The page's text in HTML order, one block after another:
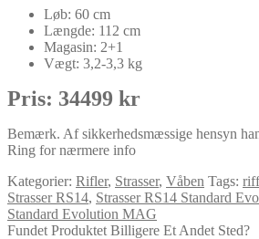
Løb: 60 cm
Længde: 112 cm
Magasin: 2+1
Vægt: 3,2-3,3 kg
Pris: 34499 kr
Bemærk. Af sikkerhedsmæssige hensyn
Ring for nærmere info
Kategorier: Rifler, Strasser, Våben Tags:
Strasser RS14, Strasser RS14 Standard
Standard Evolution MAG
Fundet Produktet Billigere Et Andet Sted?